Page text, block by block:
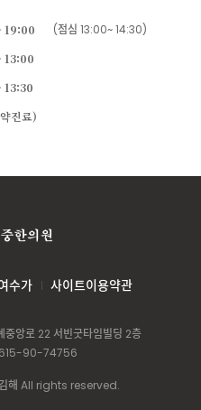
19:00
(점심 13:00~ 14:30)
13:00
13:30
진료)
수가 사이트이용약관
중앙로 22 서빈굿타임빌딩 2층
615-90-74756
해 All rights reserved.